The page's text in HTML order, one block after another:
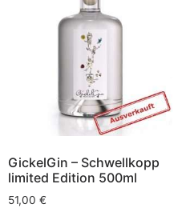
GickelGin – Schwellkopp
limited Edition 500ml
51,00 €